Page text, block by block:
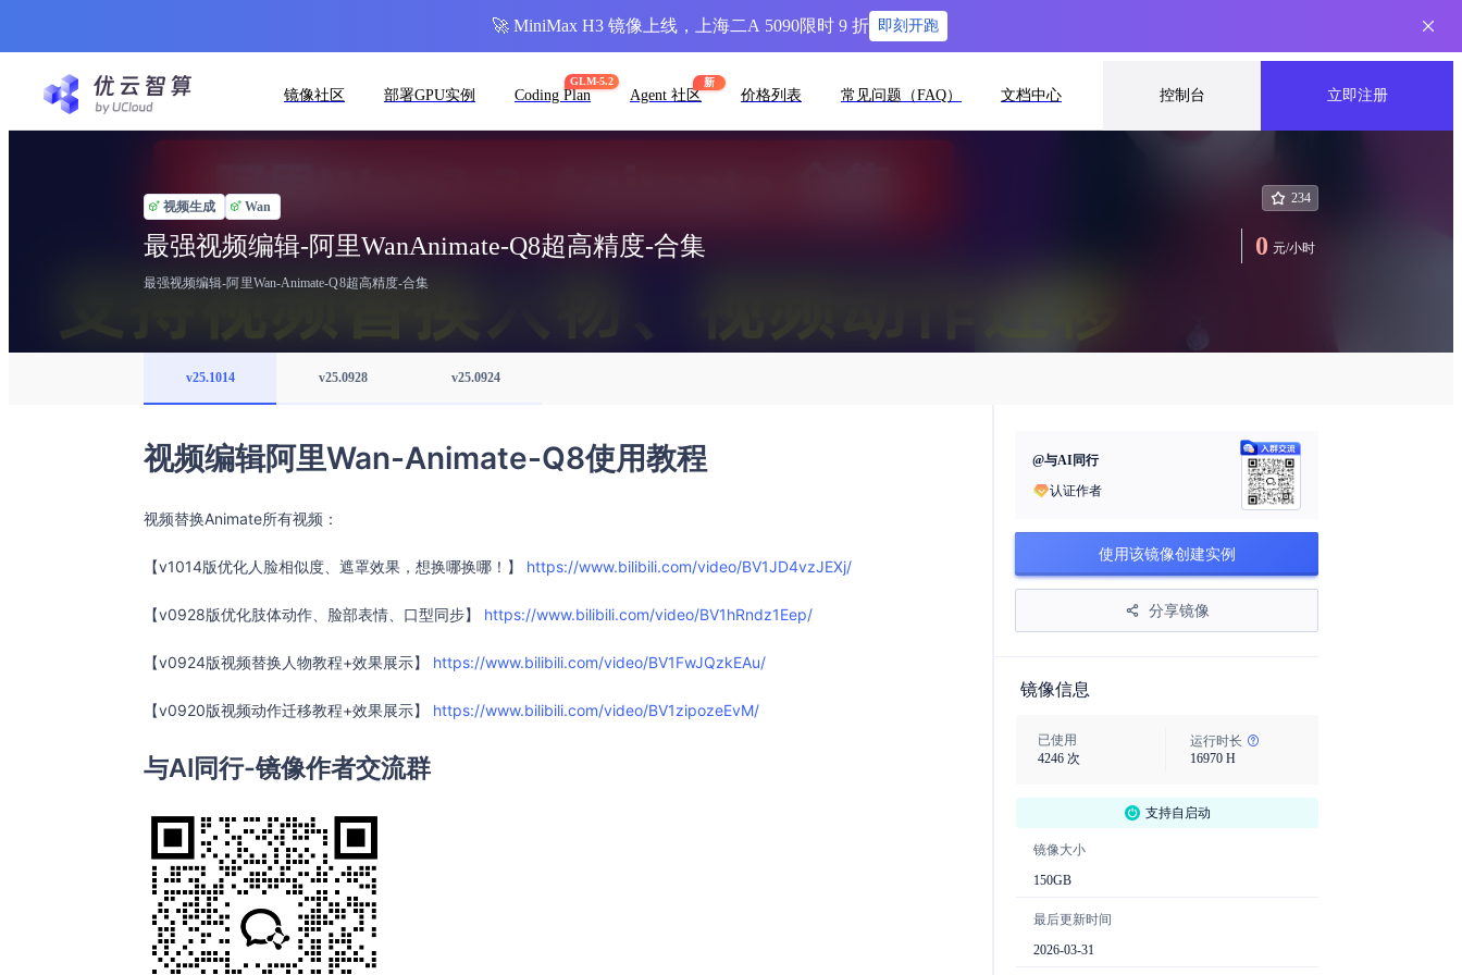
镜像社区 部署GPU实例
GLM-5.2
Coding Plan
新
Agent 社区 价格列表 常见问题（FAQ） 文档中心 控制台 立即注册
视频生成 Wan
最强视频编辑-阿里WanAnimate-Q8超高精度-合集
最强视频编辑-阿里Wan-Animate-Q8超高精度-合集
234
0 元/小时
v25.1014 v25.0928 v25.0924
视频编辑阿里Wan-Animate-Q8使用教程
视频替换Animate所有视频：
【v1014版优化人脸相似度、遮罩效果，想换哪换哪！】 https://www.bilibili.com/video/BV1JD4vzJEXj/
【v0928版优化肢体动作、脸部表情、口型同步】 https://www.bilibili.com/video/BV1hRndz1Eep/
【v0924版视频替换人物教程+效果展示】 https://www.bilibili.com/video/BV1FwJQzkEAu/
【v0920版视频动作迁移教程+效果展示】 https://www.bilibili.com/video/BV1zipozeEvM/
与AI同行-镜像作者交流群
@与AI同行
认证作者
使用该镜像创建实例
分享镜像
镜像信息
已使用
4246 次
运行时长
16970H
支持自启动
镜像大小
150GB
最后更新时间
2026-03-31
🚀 MiniMax H3 镜像上线，上海二A 5090限时 9 折 即刻开跑